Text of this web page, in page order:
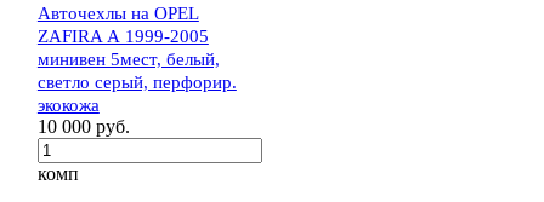
Авточехлы на OPEL
ZAFIRA А 1999-2005
минивен 5мест, белый,
светло серый, перфорир.
экокожа
10 000 руб.
комп